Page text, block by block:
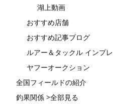
湖上動画
おすすめ店舗
おすすめ記事ブログ
ルアー＆タックル インプレ
ヤフーオークション
全国フィールドの紹介
釣果関係 >全部見る